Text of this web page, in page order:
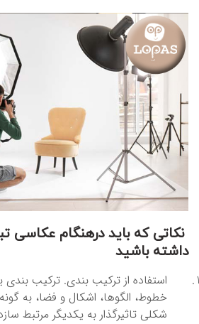
نکاتی که باید درهنگام عکاسی
داشته باشید
استفاده از ترکیب بندی. ترکیب بندی
خطوط، الگوها، اشکال و فضا، به
شکلی تاثیرگذار به یکدیگر مرتبط